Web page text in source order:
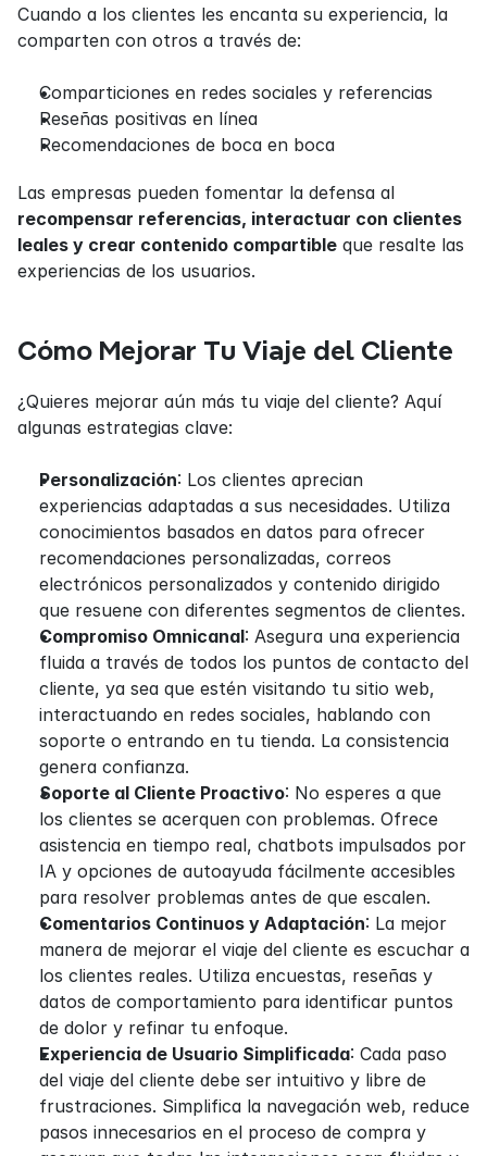
Cuando a los clientes les encanta su experiencia, la
comparten con otros a través de:
Comparticiones en redes sociales y referencias
Reseñas positivas en línea
Recomendaciones de boca en boca
recompensar referencias, interactuar con clientes
leales y crear contenido compartible que resalte las
experiencias de los usuarios.
Cómo Mejorar Tu Viaje del Cliente
¿Quieres mejorar aún más tu viaje del cliente? Aquí
algunas estrategias clave:
Personalización: Los clientes aprecian
experiencias adaptadas a sus necesidades. Utiliza
conocimientos basados en datos para ofrecer
recomendaciones personalizadas, correos
electrónicos personalizados y contenido dirigido
que resuene con diferentes segmentos de clientes.
Compromiso Omnicanal: Asegura una experiencia
fluida a través de todos los puntos de contacto del
cliente, ya sea que estén visitando tu sitio web,
interactuando en redes sociales, hablando con
soporte o entrando en tu tienda. La consistencia
genera confianza.
Soporte al Cliente Proactivo: No esperes a que
los clientes se acerquen con problemas. Ofrece
asistencia en tiempo real, chatbots impulsados por
IA y opciones de autoayuda fácilmente accesibles
para resolver problemas antes de que escalen.
Comentarios Continuos y Adaptación: La mejor
manera de mejorar el viaje del cliente es escuchar a
los clientes reales. Utiliza encuestas, reseñas y
datos de comportamiento para identificar puntos
de dolor y refinar tu enfoque.
Experiencia de Usuario Simplificada: Cada paso
del viaje del cliente debe ser intuitivo y libre de
frustraciones. Simplifica la navegación web, reduce
pasos innecesarios en el proceso de compra y